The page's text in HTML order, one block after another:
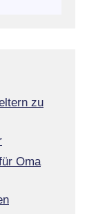
zu
Oma